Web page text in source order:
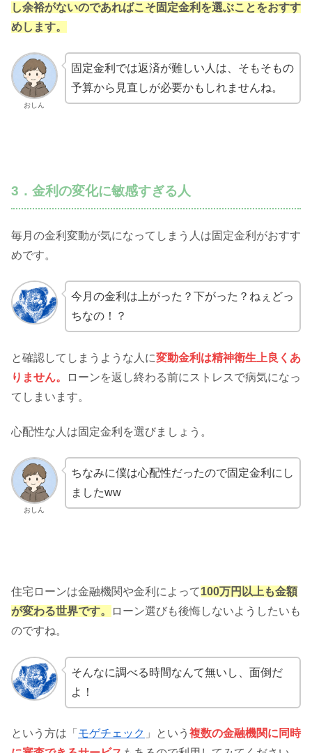
し余裕がないのであればこそ固定金利を選ぶことをおすす
めします。
おしん
固定金利では返済が難しい人は、そもそもの
予算から見直しが必要かもしれませんね。
3．金利の変化に敏感すぎる人
毎月の金利変動が気になってしまう人は固定金利がおすす
めです。
今月の金利は上がった？下がった？ねぇどっ
ちなの！？
と確認してしまうような人に変動金利は精神衛生上良くあ
りません。
ローンを返し終わる前にストレスで病気になっ
てしまいます。
心配性な人は固定金利を選びましょう。
おしん
ちなみに僕は心配性だったので固定金利にし
ましたww
住宅ローンは金融機関や金利によって100万円以上も金額
が変わる世界です。
ローン選びも後悔しないようしたいも
のですね。
そんなに調べる時間なんて無いし、面倒だ
よ！
という方は「 モゲチェック 」という 複数の金融機関に同時